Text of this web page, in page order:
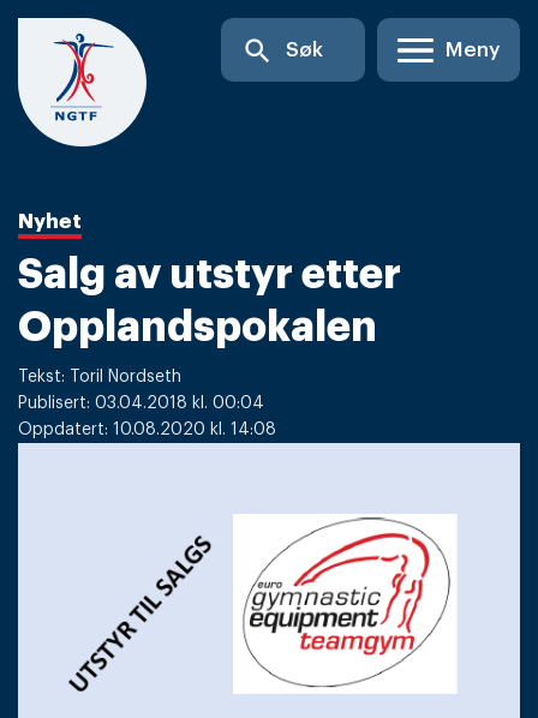
Skip
content
search Søk Meny
Nyhet
Salg av utstyr etter
Opplandspokalen
Tekst: Toril Nordseth
Publisert: 03.04.2018 kl. 00:04
Oppdatert: 10.08.2020 kl. 14:08